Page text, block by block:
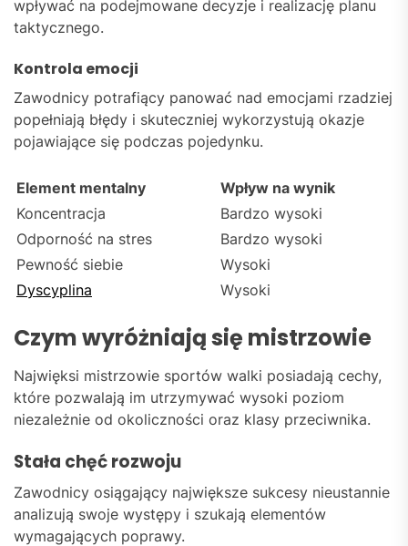
wpływać na podejmowane decyzje i realizację planu
taktycznego.
Kontrola emocji
Zawodnicy potrafiący panować nad emocjami rzadziej
popełniają błędy i skuteczniej wykorzystują okazje
pojawiające się podczas pojedynku.
Element mentalny
Wpływ na wynik
Koncentracja
Bardzo wysoki
Odporność na stres
Bardzo wysoki
Pewność siebie
Wysoki
Dyscyplina
Wysoki
Czym wyróżniają się mistrzowie
Najwięksi mistrzowie sportów walki posiadają cechy,
które pozwalają im utrzymywać wysoki poziom
niezależnie od okoliczności oraz klasy przeciwnika.
Stała chęć rozwoju
Zawodnicy osiągający największe sukcesy nieustannie
analizują swoje występy i szukają elementów
wymagających poprawy.